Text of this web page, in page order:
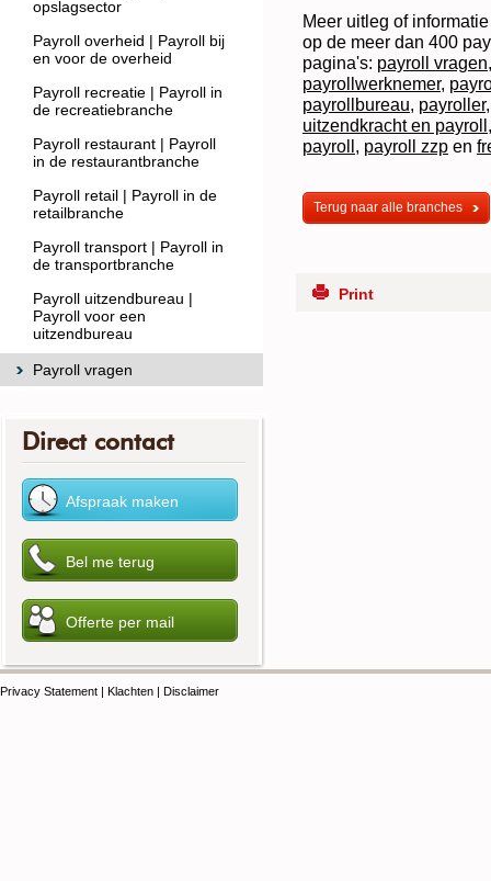
Meer uitleg of
op de meer dan 400
pagina's: payroll vragen
payrollwerknemer,
payrollbureau, payroller
uitzendkracht en payroll
payroll, payroll zzp en
Terug naar alle branches
Print
opslagsector
Payroll overheid | Payroll bij
en voor de overheid
Payroll recreatie | Payroll in
de recreatiebranche
Payroll restaurant | Payroll
in de restaurantbranche
Payroll retail | Payroll in de
retailbranche
Payroll transport | Payroll in
de transportbranche
Payroll uitzendbureau |
Payroll voor een
uitzendbureau
Payroll vragen
Direct contact
Privacy Statement | Klachten | Disclaimer